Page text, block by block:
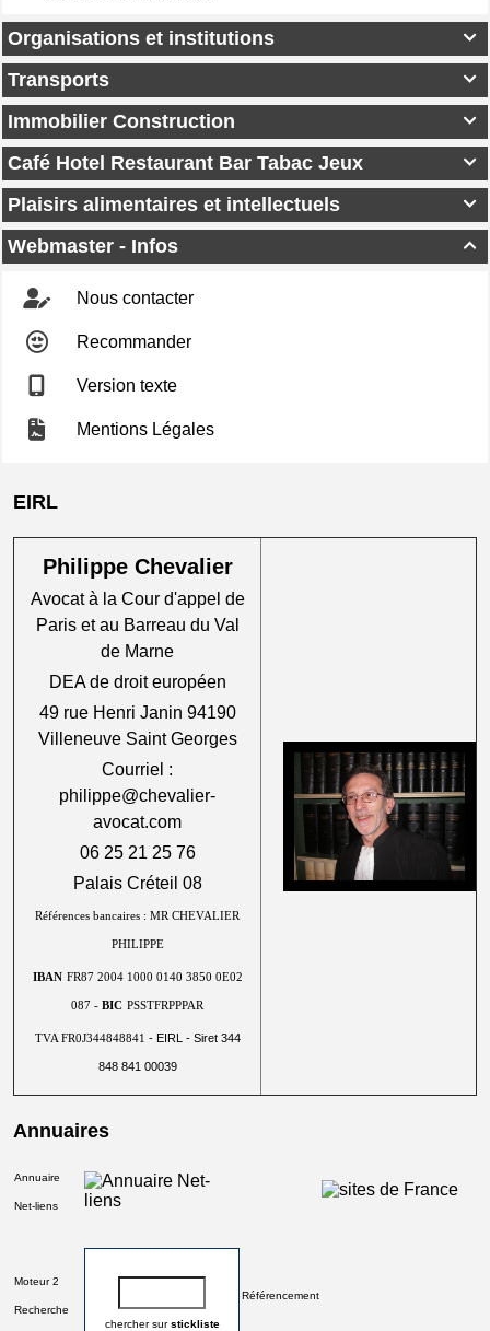

Organisations et institutions

Transports

Immobilier Construction

Café Hotel Restaurant Bar Tabac Jeux

Plaisirs alimentaires et intellectuels

Webmaster - Infos
Nous contacter
Recommander
Version texte
Mentions Légales
EIRL
Philippe Chevalier
Avocat à la Cour d'appel de
Paris et au Barreau du Val
de Marne
DEA de droit européen
49 rue Henri Janin 94190
Villeneuve Saint Georges
Courriel :
philippe@chevalier-
avocat.com
06 25 21 25 76
Palais Créteil 08
Références bancaires : MR CHEVALIER
PHILIPPE
IBAN FR87 2004 1000 0140 3850 0E02
087 - BIC PSSTFRPPPAR
TVA FR0J344848841 - EIRL - Siret 344
848 841 00039
Annuaires
Annuaire
Net-liens
Moteur 2
Recherche
chercher surstickliste
Référencement